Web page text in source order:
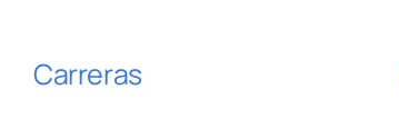
Carreras